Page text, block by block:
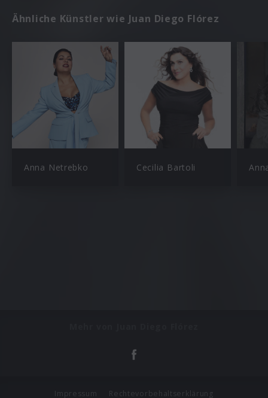
Ähnliche Künstler wie Juan Diego Flórez
Anna Netrebko Cecilia Bartoli
Impressum Rechtevorbehaltserklärung